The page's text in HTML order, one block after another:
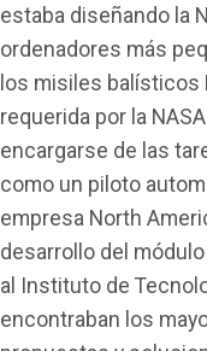
estaba diseñando la
ordenadores más
los misiles balí­sticos
requerida por la
encargarse de las
como un piloto
empresa North
desarrollo del
al Instituto de
encontraban los